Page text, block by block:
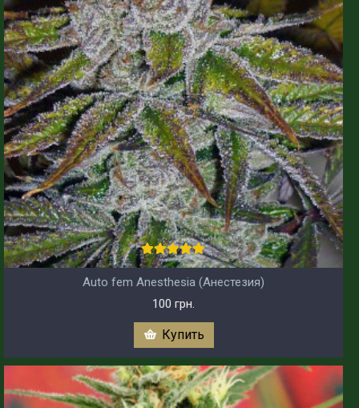
Auto fem Anesthesia (Анестезия)
100 грн.
Купить